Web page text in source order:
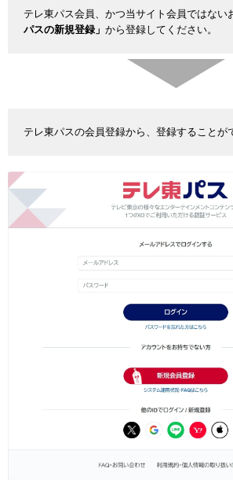
テレ東パス会員、かつ当サイト会員ではない
パスの新規登録」 から登録してください。
テレ東パスの会員登録から、登録することが